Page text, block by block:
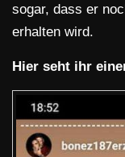
sogar, dass er
erhalten wird.
Hier seht ihr